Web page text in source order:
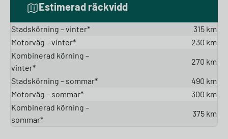
Estimerad räckvidd
Stadskörning – vinter*
315 km
Motorväg – vinter*
230 km
Kombinerad körning –
vinter*
270 km
Stadskörning – sommar*
490 km
Motorväg – sommar*
300 km
Kombinerad körning –
sommar*
375 km